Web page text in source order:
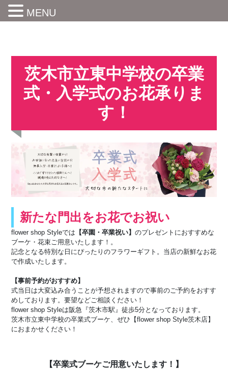
茨木市立東中学校の卒業
式・入学式のお花承りま
す！
新たな門出をお花でお祝い
flower shop Styleでは 【卒園・卒業祝い】のプレゼントにおすすめな
ブーケ・花束ご用意いたします！。
記念となる特別な日にぴったりのフラワーギフト。当店の新鮮なお花
で作成いたします。
【事前予約がおすすめ】
式当日は大変込み合うことが予想されますので事前のご予約をおすす
めしております。要望などご相談ください！
flower shop Styleは阪急『茨木市駅』徒歩5分となっております。
茨木市立東中学校の卒業式ブーケ、ぜひ【flower shop Style茨木店】
におまかせください！
【卒業式ブーケご用意いたします！】
MENU